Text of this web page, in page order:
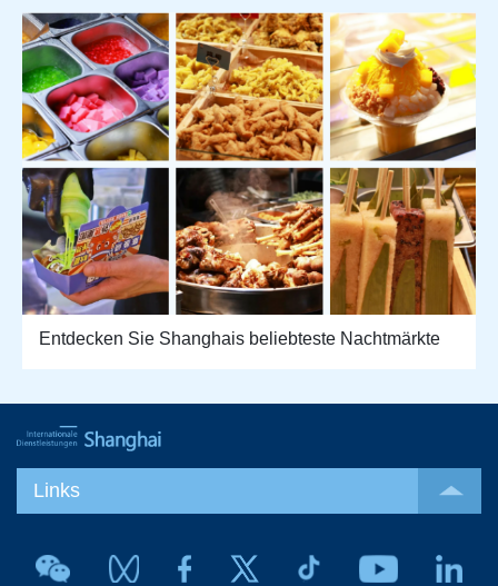
Entdecken Sie Shanghais beliebteste Nachtmärkte
Links